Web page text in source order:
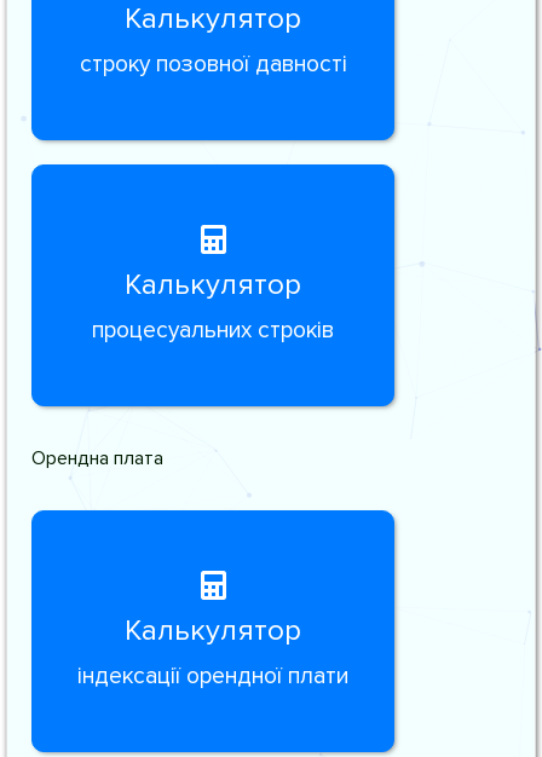
Калькулятор
строку позовної давності
Калькулятор
процесуальних строків
Орендна плата
Калькулятор
індексації орендної плати